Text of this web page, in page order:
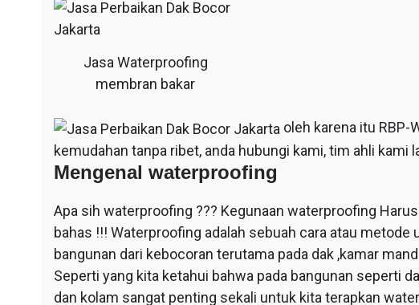
Jasa Waterproofing
membran bakar
oleh karena itu RBP-
kemudahan tanpa ribet, anda hubungi kami, tim ahli kami
Mengenal waterproofing
Apa sih waterproofing ??? Kegunaan waterproofing
bahas !!! Waterproofing adalah sebuah cara atau
bangunan dari kebocoran terutama pada dak ,kamar
Seperti yang kita ketahui bahwa pada bangunan seperti
dan kolam sangat penting sekali untuk kita terapkan